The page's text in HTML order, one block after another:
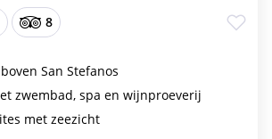
8
San Stefanos
zwembad, spa en wijnproeverij
met zeezicht